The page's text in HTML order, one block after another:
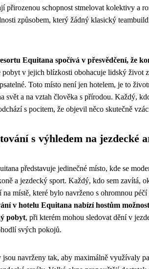
přirozenou schopnost stmelovat kolektivy a
způsobem, který žádný klasický
Equitana spočívá v přesvědčení, že
pobyt v jejich blízkosti obohacuje lidský život
Toto místo není jen hotelem, je to
svět a na vztah člověka s přírodou. Každý,
s pocitem, že objevil něco skutečně
s výhledem na jezdecké
představuje jedinečné místo, kde se
a jezdecký sport. Každý, kdo sem zavítá,
na místě, které bylo navrženo s ohromnou
v hotelu Equitana nabízí hostům
pobyt, při kterém mohou sledovat dění v
svých pokojů.
jsou navrženy tak, aby maximálně využívaly